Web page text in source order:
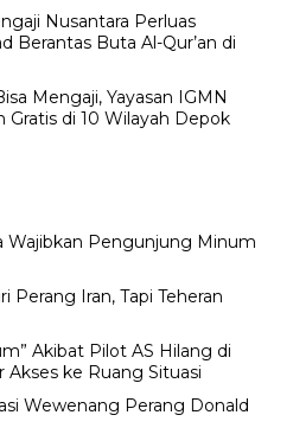
Nusantara Perluas
Berantas Buta Al-Qur’an di
Mengaji, Yayasan IGMN
Gratis di 10 Wilayah Depok
Wajibkan Pengunjung Minum
Perang Iran, Tapi Teheran
Akibat Pilot AS Hilang di
Akses ke Ruang Situasi
Wewenang Perang Donald